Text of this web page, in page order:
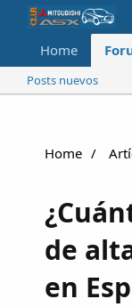
Home
Posts nuevos
Home
de
en